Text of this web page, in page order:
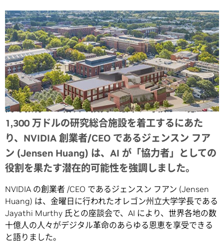
Share
高等教育への相次ぐ投資の最中、母校が 2 億
1,300 万ドルの研究総合施設を着工するにあた
り、NVIDIA 創業者/CEO であるジェンスン フア
ン (Jensen Huang) は、AI が「協力者」としての
役割を果たす潜在的可能性を強調しました。
NVIDIA の創業者 /CEO であるジェンスン フアン (Jensen
Huang) は、金曜日に行われたオレゴン州立大学学長である
Jayathi Murthy 氏との座談会で、AI により、世界各地の数
十億人の人々がデジタル革命のあらゆる恩恵を享受できる
と語りました。